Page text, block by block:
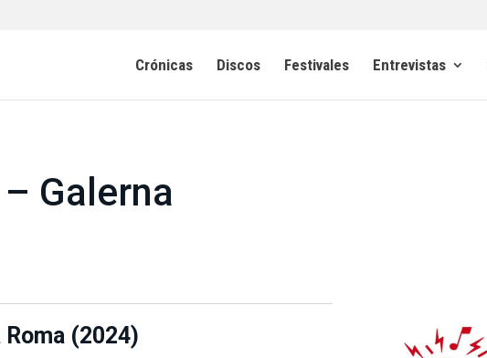
Crónicas Discos Festivales Entrevistas
Galerna
Roma (2024)